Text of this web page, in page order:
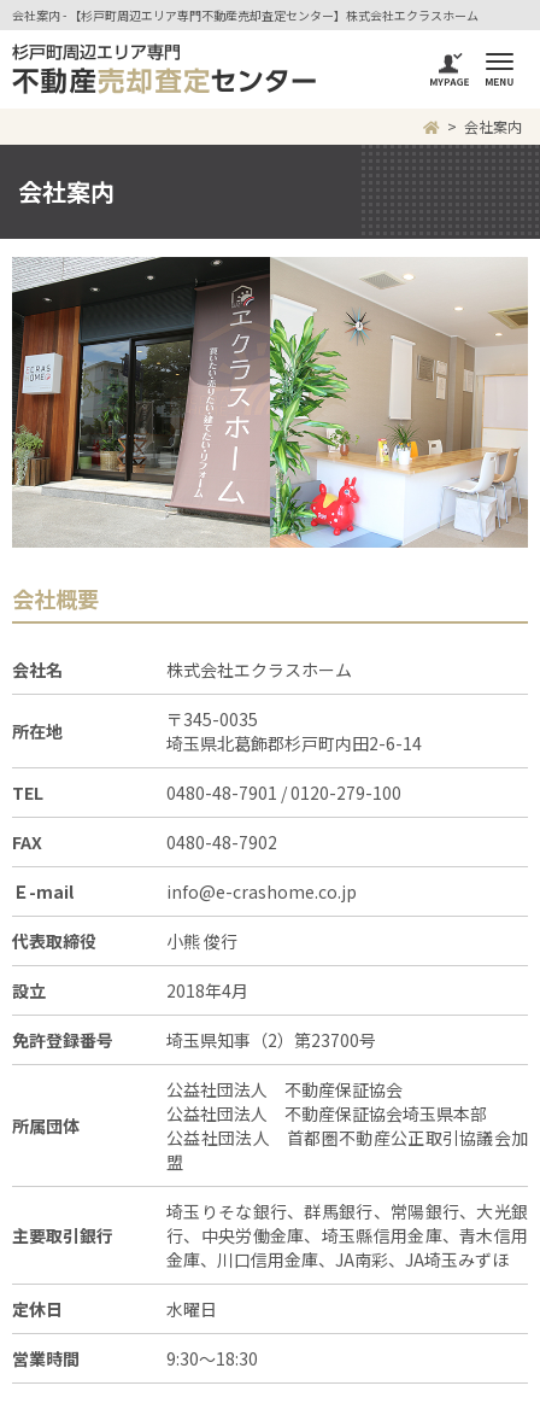
会社案内 - 【杉戸町周辺エリア専門不動産売却査定センター】株式会社エクラスホーム
会社案内
会社案内
会社概要
会社名 株式会社エクラスホーム
所在地
〒345-0035
埼玉県北葛飾郡杉戸町内田2-6-14
TEL 0480-48-7901 / 0120-279-100
FAX 0480-48-7902
Ｅ-mail info@e-crashome.co.jp
代表取締役 小熊 俊行
設立 2018年4月
免許登録番号 埼玉県知事（2）第23700号
所属団体
公益社団法人 不動産保証協会
公益社団法人 不動産保証協会埼玉県本部
公益社団法人 首都圏不動産公正取引協議会加
盟
主要取引銀行
埼玉りそな銀行、群馬銀行、常陽銀行、大光銀
行、中央労働金庫、埼玉縣信用金庫、青木信用
金庫、川口信用金庫、JA南彩、JA埼玉みずほ
定休日 水曜日
営業時間 9:30～18:30